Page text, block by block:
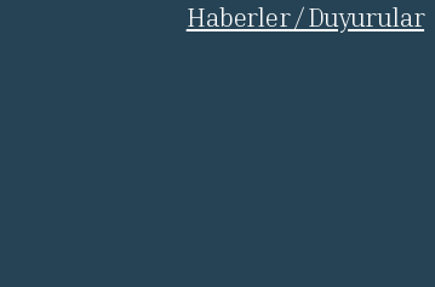
Haberler / Duyurular